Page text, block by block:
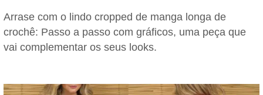
Arrase com o lindo cropped de manga longa de
crochê: Passo a passo com gráficos, uma peça que
vai complementar os seus looks.